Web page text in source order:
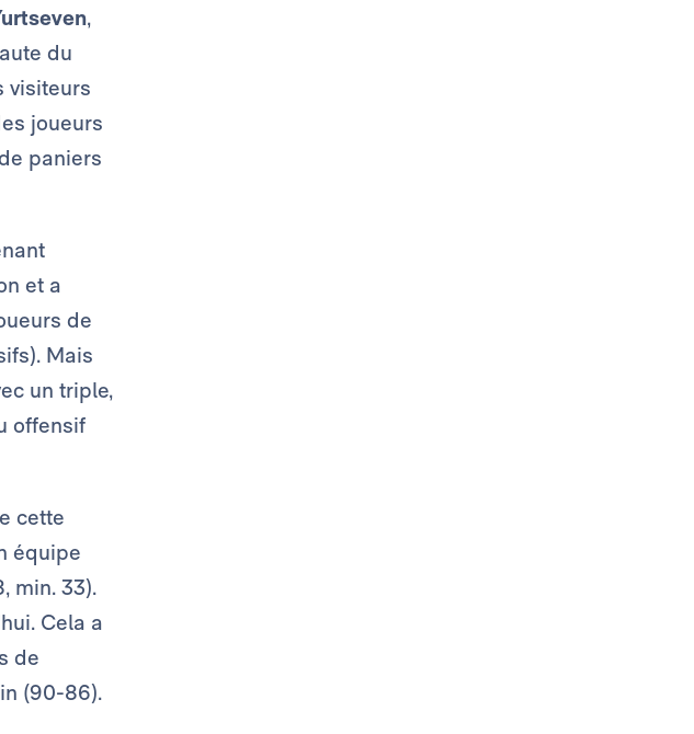
,
du
visiteurs
joueurs
paniers
et a
de
Mais
un triple,
offensif
cette
équipe
min. 33).
Cela a
de
(90-86).